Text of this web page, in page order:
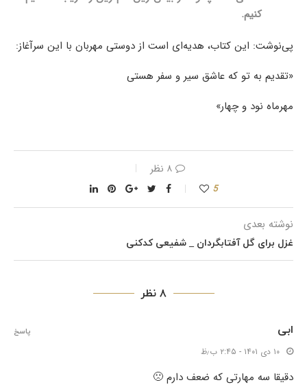
کنیم.
پی‌نوشت: این کتاب، هدیه‌ای‌ است از دوستی مهربان با این سرآغاز:
«تقدیم به تو که عاشق سیر و سفر هستی
مهرماه نود و چهار»
۸ نظر
5
نوشته بعدی
غزل برای گل آفتابگردان _ شفیعی کدکنی
۸ نظر
ابی
۱۰ دی ۱۴۰۱ - ۲:۴۵ ب٫ظ
دقیقا سه مهارتی که ضعف دارم 🙁
پاسخ